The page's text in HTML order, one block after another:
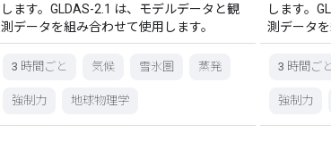
します。GLDAS-2.1 は、モデルデータと観
測データを組み合わせて使用します。
3 時間ごと 気候 雪氷圏 蒸発
強制力 地球物理学
します。
測データ
3 時間ごと
強制力